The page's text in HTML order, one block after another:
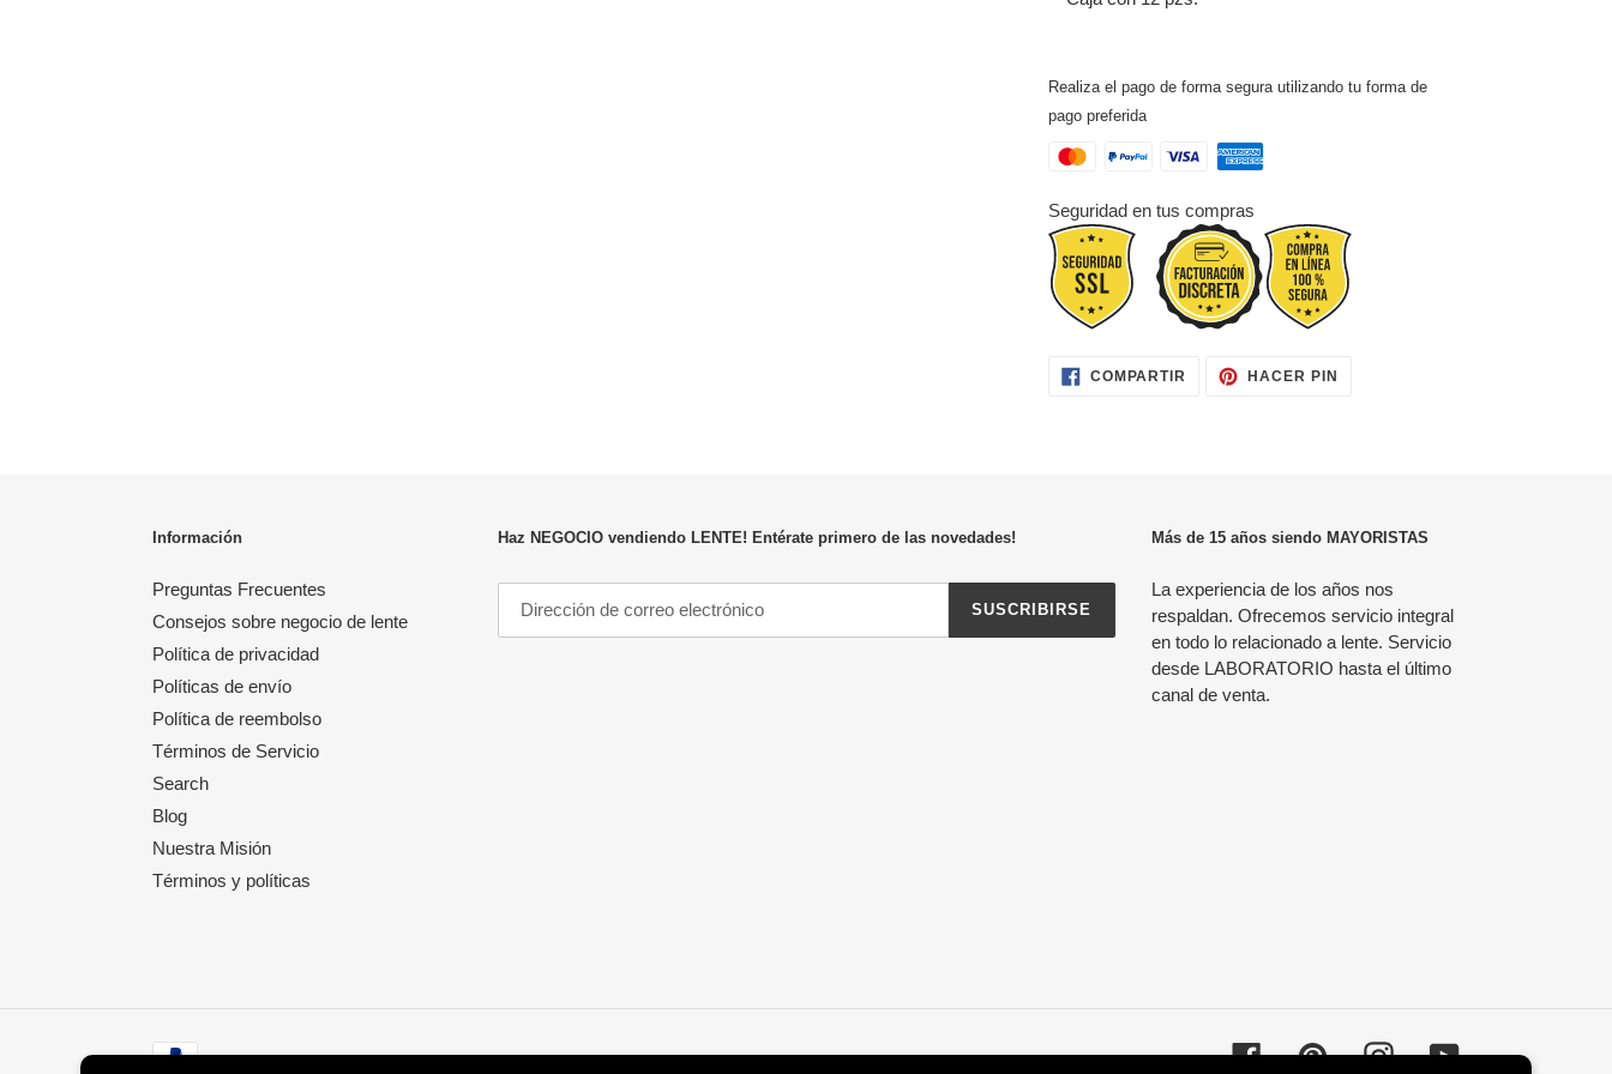
Realiza el pago de forma segura utilizando tu forma de
pago preferida
Seguridad en tus compras
COMPARTIR COMPARTIRHACER PIN
Información
Preguntas Frecuentes
Consejos sobre negocio de lente
Política de privacidad
Políticas de envío
Política de reembolso
Términos de Servicio
Search
Blog
Nuestra Misión
Términos y políticas
Haz NEGOCIO vendiendo LENTE! Entérate primero de las novedades!
SUSCRIBIRSE
Más de 15 años siendo MAYORISTAS
La experiencia de los años nos
respaldan. Ofrecemos servicio integral
en todo lo relacionado a lente. Servicio
desde LABORATORIO hasta el último
canal de venta.
Métodos
FacebookPinterestInstagramYouTube